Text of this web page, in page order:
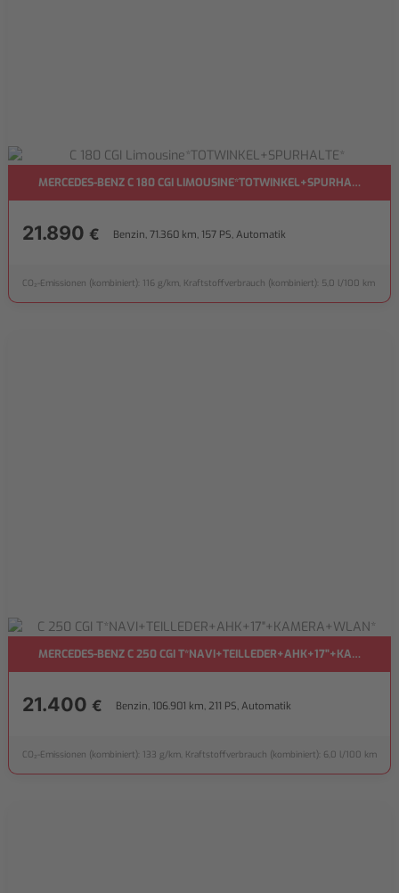
MERCEDES-BENZ C 180 CGI LIMOUSINE*TOTWINKEL+SPURHALTE*
21.890 € Benzin, 71.360 km, 157 PS, Automatik
CO₂-Emissionen (kombiniert): 116 g/km, Kraftstoffverbrauch (kombiniert): 5,0 l/100 km
MERCEDES-BENZ C 250 CGI
21.400 € Benzin, 106.901 km, 211 PS, Automatik
CO₂-Emissionen (kombiniert): 133 g/km, Kraftstoffverbrauch (kombiniert): 6,0 l/100 km